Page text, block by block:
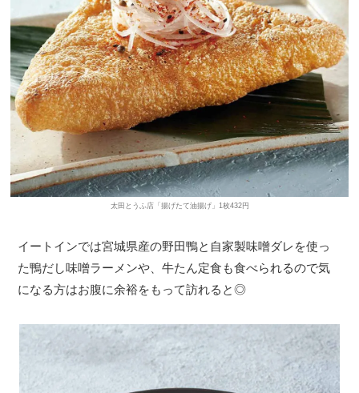
太田とうふ店「揚げたて油揚げ」1枚432円
イートインでは宮城県産の野田鴨と自家製味噌ダレを使っ
た鴨だし味噌ラーメンや、牛たん定食も食べられるので気
になる方はお腹に余裕をもって訪れると◎